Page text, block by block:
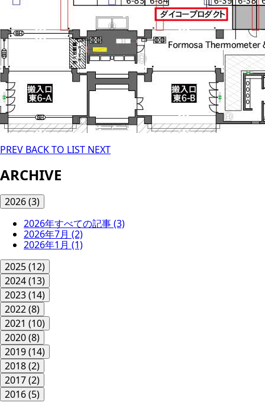
PREV BACK TO LIST NEXT
ARCHIVE
2026(3)
2026年すべての記事(3)
2026年7月 (2)
2026年1月 (1)
2025(12)
2024(13)
2023(14)
2022(8)
2021 (10)
2020(8)
2019(14)
2018(2)
2017(2)
2016(5)